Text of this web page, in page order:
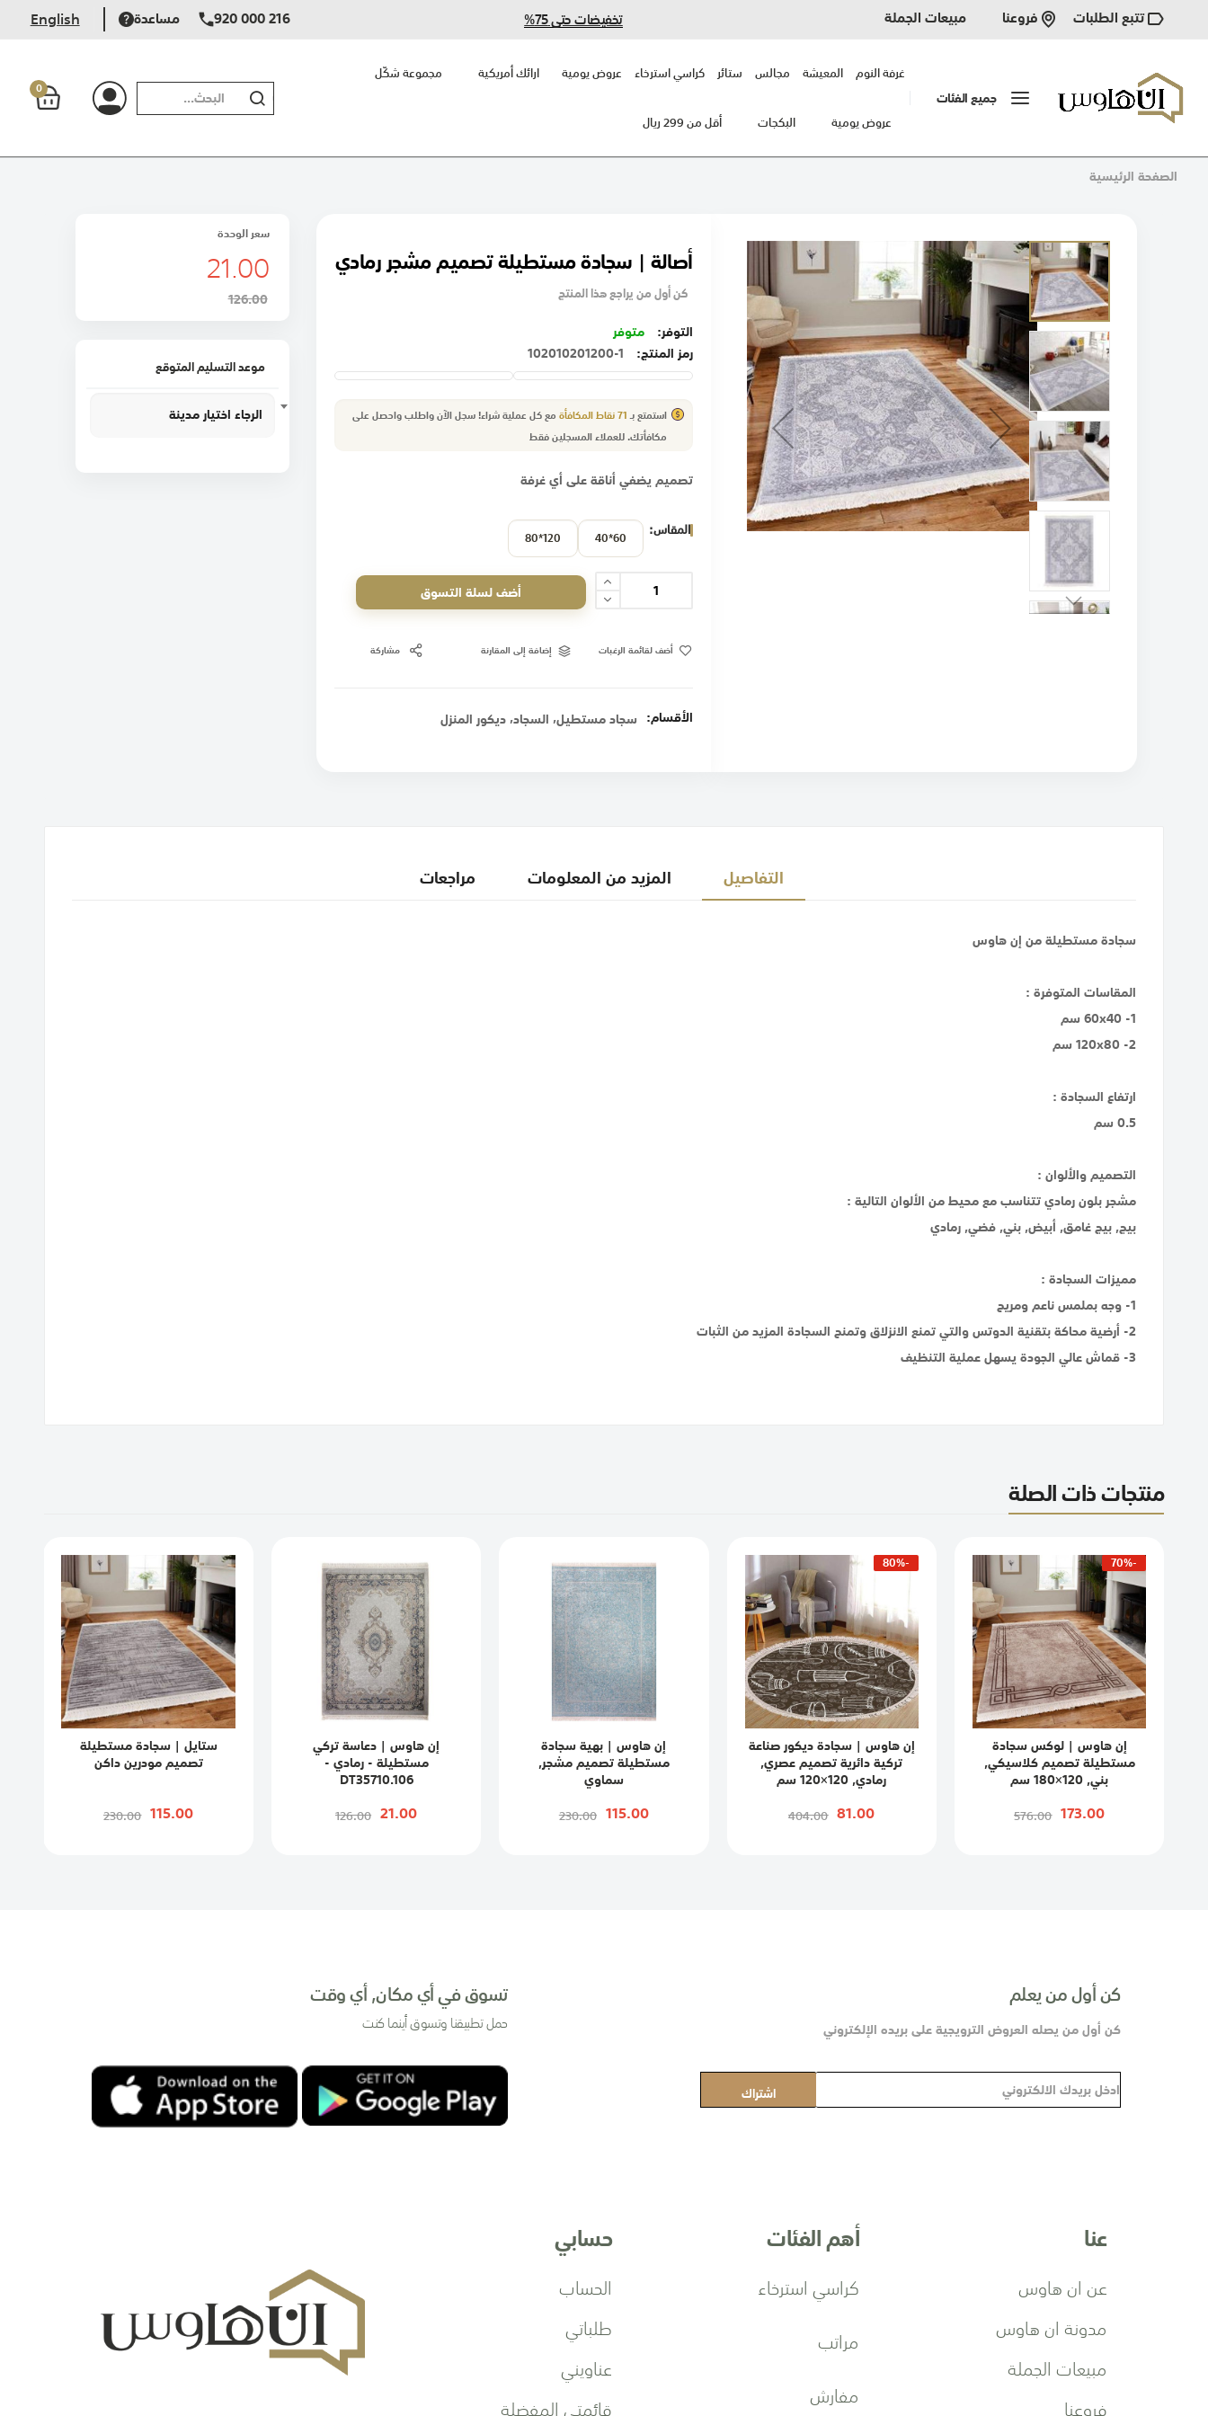
تتبع الطلبات فروعنا مبيعات الجملة تخفيضات حتى 75% مساعدة 920 000 216
English
جميع الفئات
غرفة النوم المعيشة مجالس ستائر كراسي استرخاء عروض يومية ارائك أمريكية مجموعة شكّل
عروض يومية البكجات أقل من 299 ريال
بحث
0
الصفحة الرئيسية
انتقل
إلى
النهاية
معرض
الصور
أصالة | سجادة مستطيلة تصميم مشجر رمادي
كن أول من يراجع هذا المنتج
متوفر
رمز المنتج
102010201200-1
استمتع بـ71نقاط المكافأةمع كل عملية شراء! سجل الآن واطلب واحصل على
مكافأتك.للعملاءالمسجلين فقط
تصميم يضفي أناقة على أي غرفة
المقاس 60*40
120*80
أضف لسلة التسوق
أضف لقائمة الرغبات إضافة إلى المقارنة مشاركة
الأقسام: سجاد مستطيل,السجاد,ديكور المنزل
سعر الوحدة
21.00
126.00
موعد التسليم المتوقع
الرجاء اختيار مدينة
التفاصيل
سجادة مستطيلة من إن هاوس
المقاسات المتوفرة :
1- 60x40 سم
2- 120x80 سم
ارتفاع السجادة :
0.5 سم
التصميم والألوان :
مشجر بلون رمادي تتناسب مع محيط من الألوان التالية :
بيج, بيج غامق, أبيض, بني, فضي, رمادي
مميزات السجادة :
1- وجه بملمس ناعم ومريح
2- أرضية محاكة بتقنية الدوتس والتي تمنع الانزلاق وتمنح السجادة المزيد من الثبات
3- قماش عالي الجودة يسهل عملية التنظيف
المزيد من المعلومات مراجعات
منتجات ذات الصلة
-70%
إن هاوس | لوكس سجادة
مستطيلة تصميم كلاسيكي,
بني, 120×180 سم
173.00
576.00
-80%
إن هاوس | سجادة ديكور صناعة
تركية دائرية تصميم عصري,
رمادي, 120×120 سم
81.00
404.00
إن هاوس | بهية سجادة
مستطيلة تصميم مشجر,
سماوي
115.00
230.00
إن هاوس | دعاسة تركي
مستطيلة - رمادي -
DT35710.106
21.00
126.00
ستايل | سجادة مستطيلة
تصميم مودرين داكن
115.00
230.00
كن أول من يعلم
كن أول من يصله العروض الترويجية على بريده الإلكتروني
س
ج
اشتراك
تسوق في أي مكان, أي وقت
حمل تطبيقنا وتسوق أينما كنت
عنا
عن ان هاوس
مدونة ان هاوس
مبيعات الجملة
فروعنا
أهم الفئات
كراسي استرخاء
مراتب
مفارش
حسابي
الحساب
طلباتي
عناويني
قائمتي المفضلة